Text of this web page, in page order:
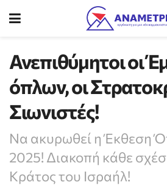
Ανεπιθύμητοι οι
όπλων, οι
Σιωνιστές!
Να ακυρωθεί η Έκθεση
2025! Διακοπή κάθε
Κράτος του Ισραήλ!